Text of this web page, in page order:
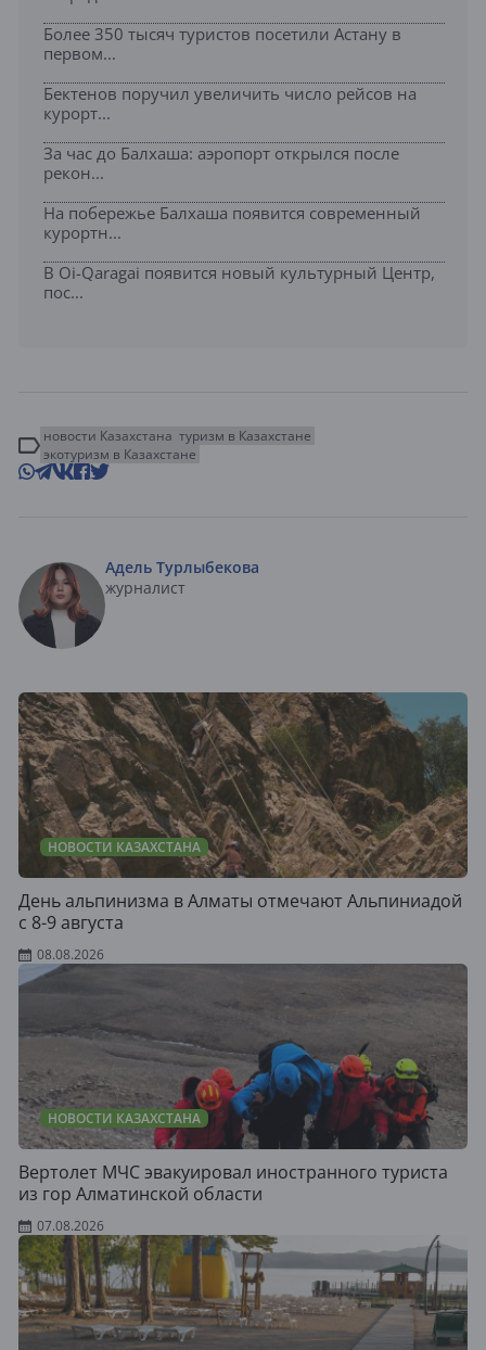
Более 350 тысяч туристов посетили Астану в
первом...
Бектенов поручил увеличить число рейсов на
курорт...
За час до Балхаша: аэропорт открылся после
рекон...
На побережье Балхаша появится современный
курортн...
В Oi-Qaragai появится новый культурный Центр,
пос...
новости Казахстана туризм в Казахстане
экотуризм в Казахстане
Адель Турлыбекова
журналист
НОВОСТИ КАЗАХСТАНА
День альпинизма в Алматы отмечают Альпиниадой
с 8-9 августа
08.08.2026
НОВОСТИ КАЗАХСТАНА
Вертолет МЧС эвакуировал иностранного туриста
из гор Алматинской области
07.08.2026